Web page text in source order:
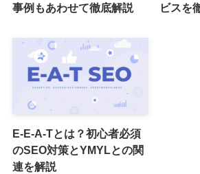
事例もあわせて徹底解説
ビスを
E-E-A-Tとは？初心者必須
のSEO対策とYMYLとの関
連を解説